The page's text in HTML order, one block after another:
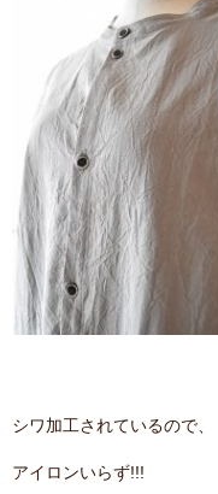
シワ加工されているので、
アイロンいらず!!!